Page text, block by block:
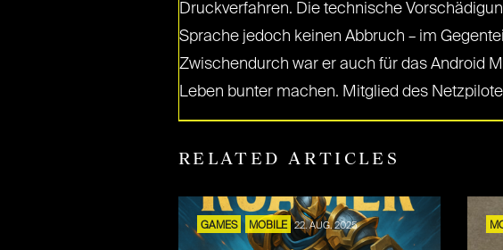
Druckverfahren. Die technische
Sprache jedoch keinen Abbruch – im
Zwischendurch war er auch für das Android
Leben bunter machen. Mitglied des
RELATED ARTICLES
GAMES MOBILE 22. AUG. 2025